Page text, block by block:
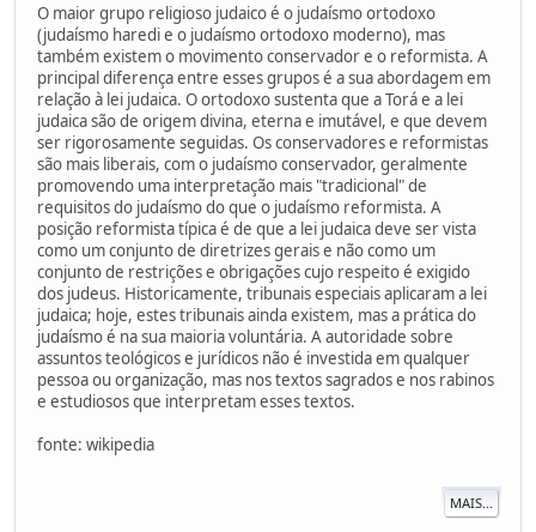
O maior grupo religioso judaico é o judaísmo ortodoxo
(judaísmo haredi e o judaísmo ortodoxo moderno), mas
também existem o movimento conservador e o reformista. A
principal diferença entre esses grupos é a sua abordagem em
relação à lei judaica. O ortodoxo sustenta que a Torá e a lei
judaica são de origem divina, eterna e imutável, e que devem
ser rigorosamente seguidas. Os conservadores e reformistas
são mais liberais, com o judaísmo conservador, geralmente
promovendo uma interpretação mais "tradicional" de
requisitos do judaísmo do que o judaísmo reformista. A
posição reformista típica é de que a lei judaica deve ser vista
como um conjunto de diretrizes gerais e não como um
conjunto de restrições e obrigações cujo respeito é exigido
dos judeus. Historicamente, tribunais especiais aplicaram a lei
judaica; hoje, estes tribunais ainda existem, mas a prática do
judaísmo é na sua maioria voluntária. A autoridade sobre
assuntos teológicos e jurídicos não é investida em qualquer
pessoa ou organização, mas nos textos sagrados e nos rabinos
e estudiosos que interpretam esses textos.
fonte: wikipedia
MAIS...